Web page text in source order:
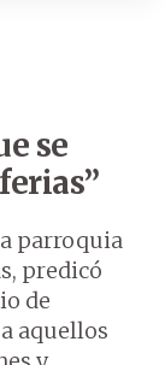
se
parroquia
predicó
de
aquellos